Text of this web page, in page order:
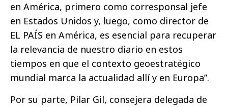
en América, primero como corresponsal jefe
en Estados Unidos y, luego, como director de
EL PAÍS en América, es esencial para recuperar
la relevancia de nuestro diario en estos
tiempos en que el contexto geoestratégico
mundial marca la actualidad allí y en Europa”.
Por su parte, Pilar Gil, consejera delegada de